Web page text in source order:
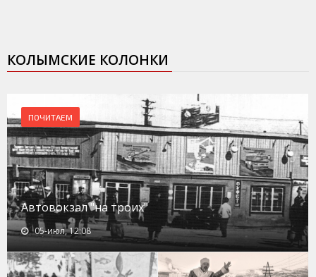
КОЛЫМСКИЕ КОЛОНКИ
ПОЧИТАЕМ
Автовокзал "на троих"
05-июл, 12:08